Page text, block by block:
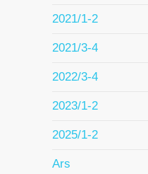
2021/1-2
2021/3-4
2022/3-4
2023/1-2
2025/1-2
Ars